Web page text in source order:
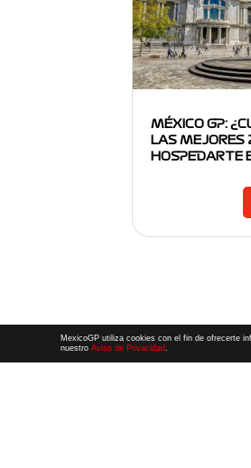
MÉXICO GP:
LAS MEJORES
HOSPEDARTE
MexicoGP utiliza cookies con el fin de ofrecerte
nuestroAviso de Privacidad.